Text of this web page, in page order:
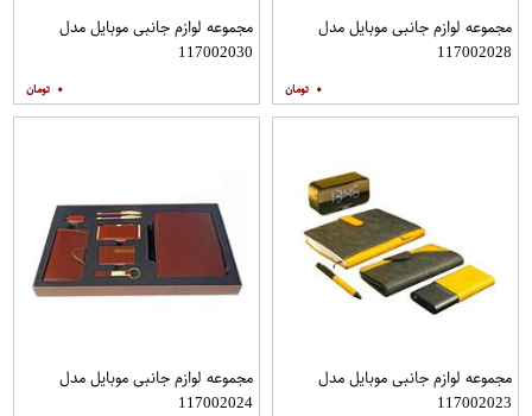
مجموعه لوازم جانبی موبایل مدل
117002028
۰
مجموعه لوازم جانبی موبایل مدل
117002030
۰
مجموعه لوازم جانبی موبایل مدل
117002023
مجموعه لوازم جانبی موبایل مدل
117002024